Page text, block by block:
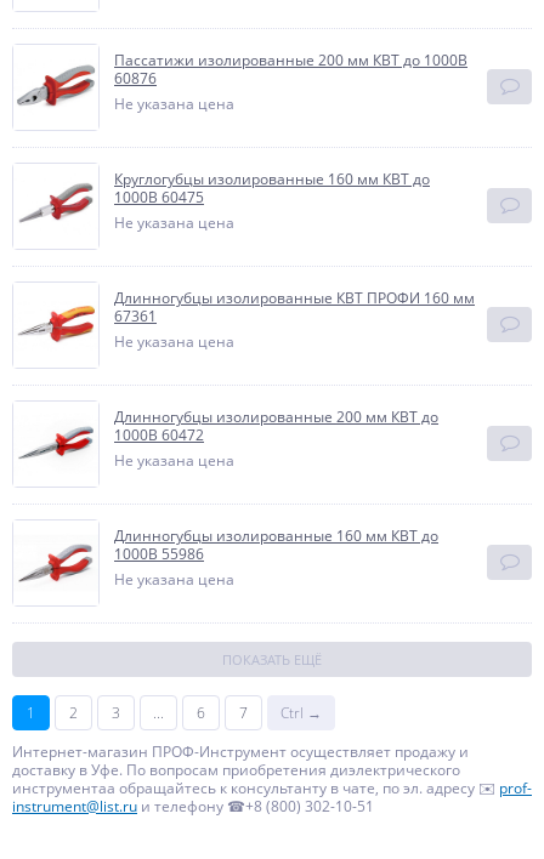
Пассатижи изолированные 200 мм КВТ до 1000В
60876
Не указана цена
Круглогубцы изолированные 160 мм КВТ до
1000В 60475
Не указана цена
Длинногубцы изолированные КВТ ПРОФИ 160 мм
67361
Не указана цена
Длинногубцы изолированные 200 мм КВТ до
1000В 60472
Не указана цена
Длинногубцы изолированные 160 мм КВТ до
1000В 55986
Не указана цена
ПОКАЗАТЬ ЕЩЁ
1 2 3 ... 6 7
Ctrl →
Интернет-магазин ПРОФ-Инструмент осуществляет продажу и
доставку в Уфе. По вопросам приобретения диэлектрического
инструментаа обращайтесь к консультанту в чате, по эл. адресу ✉️ prof-
instrument@list.ru и телефону ☎+8 (800) 302-10-51